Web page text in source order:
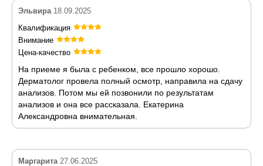
Эльвира 18.09.2025
Квалификация
Внимание
Цена-качество
На приеме я была с ребенком, все прошло хорошо.
Дерматолог провела полный осмотр, направила на сдачу
анализов. Потом мы ей позвонили по результатам
анализов и она все рассказала. Екатерина
Александровна внимательная.
Маргарита 27.06.2025